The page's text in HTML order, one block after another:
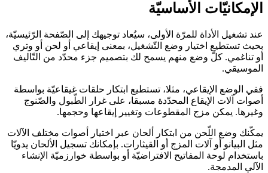
الإمكانيّات الأساسيّة
عند تشغيل الأداة للمرّة الأولى، سيُعاد توجيهك إلى الصّفحة الرّئيسيّة،
بحيث تستطيع اختيار وضع التّشغيل، بمعنى إيقاعي أو لحن أو وتري
أو تناغمي. كلّ وضع منهم يسمح لك بتصميم جزء محدّد من التّاليف
الموسيقي.
ففي الوضع الإيقاعي، مثلا، تستطيع ابتكار حلقات غيقاعيّة بواسطة
أصوات آلات الإيقاع المحدّدة مسبقا، على غرار الطّبول والصّنوج
وغيرها. يمكن مزج المقطوعات وتغيير إيقاعها وحجمها.
يمكّنك وضع اللّحن من ابتكار ألحان عبر اختيار أصوات مختلف الآلات
مثل البيانو أو آلات المزج أو القيثارات. بإمكانك تسجيل الألحان يدويّا
باستخدام لوحة المفاتيح الافتراضيّة أو بواسطة خوارزميّة الإنشاء
الآلي المدمجة.